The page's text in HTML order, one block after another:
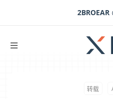
2BROEAR
浅谈UI中的卡片
转载